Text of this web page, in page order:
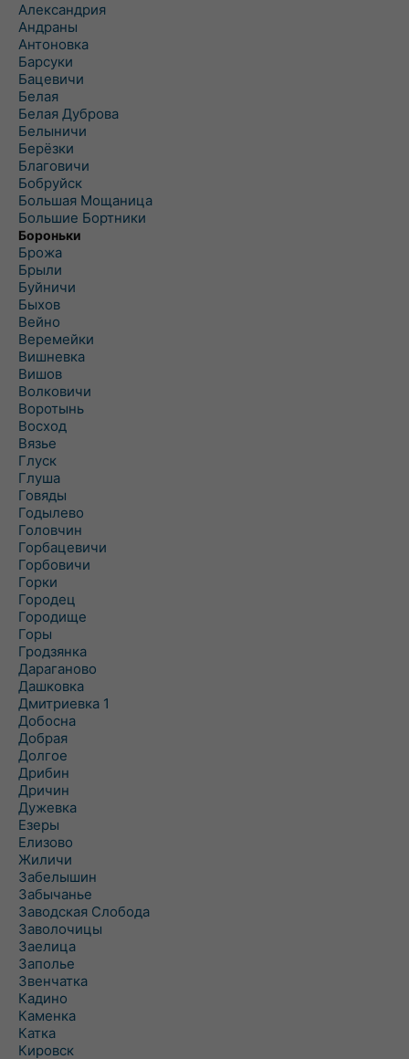
Александрия
Андраны
Антоновка
Барсуки
Бацевичи
Белая
Белая Дуброва
Белыничи
Берёзки
Благовичи
Бобруйск
Большая Мощаница
Большие Бортники
Бороньки
Брожа
Брыли
Буйничи
Быхов
Вейно
Веремейки
Вишневка
Вишов
Волковичи
Воротынь
Восход
Вязье
Глуск
Глуша
Говяды
Годылево
Головчин
Горбацевичи
Горбовичи
Горки
Городец
Городище
Горы
Гродзянка
Дараганово
Дашковка
Дмитриевка 1
Добосна
Добрая
Долгое
Дрибин
Дричин
Дужевка
Езеры
Елизово
Жиличи
Забелышин
Забычанье
Заводская Слобода
Заволочицы
Заелица
Заполье
Звенчатка
Кадино
Каменка
Катка
Кировск